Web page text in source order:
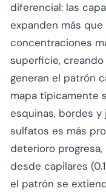
diferencial: las
expanden más
concentraciones
superficie,
generan el patrón
mapa típicamente
esquinas, bordes
sulfatos es más
deterioro
desde capilares
el patrón se